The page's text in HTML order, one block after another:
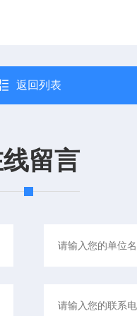
返回列表
留言